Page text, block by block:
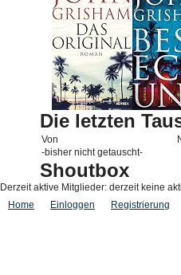
Die letzten
Von
-bisher nicht getauscht-
Shoutbox
Derzeit aktive Mitglieder: derzeit keine
Home
Einloggen Registrierung